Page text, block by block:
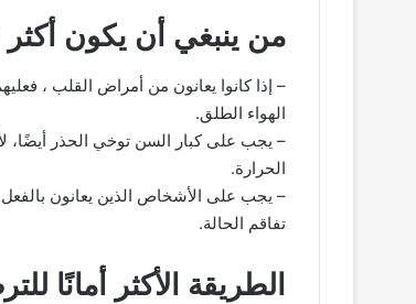
من ينبغي أن يكون أكثر
– إذا كانوا يعانون من أمراض القلب ،
الهواء الطلق.
– يجب على كبار السن توخي الحذر أيضًا،
الحرارة.
– يجب على الأشخاص الذين يعانون بالفعل
تفاقم الحالة.
الطريقة الأكثر أمانًا